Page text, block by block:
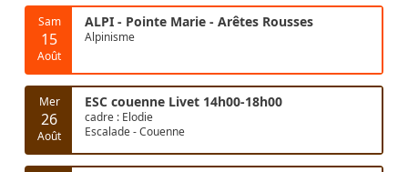
Sam
15
Août
ALPI - Pointe Marie - Arêtes Rousses
Alpinisme
Mer
26
Août
ESC couenne Livet 14h00-18h00
cadre : Elodie
Escalade - Couenne